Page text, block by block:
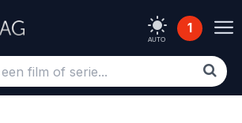
AUTO
1